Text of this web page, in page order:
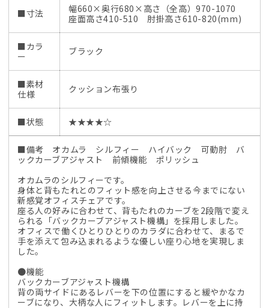
■寸法
幅660×奥行680×高さ（全高）970-1070
座面高さ410-510 肘掛高さ610-820(mm)
■カラ
ー
ブラック
■素材
仕様
クッション布張り
■状態 ★★★★☆
■備考 オカムラ シルフィー ハイバック 可動肘 バ
ックカーブアジャスト 前傾機能 ポリッシュ
オカムラのシルフィーです。
身体と背もたれとのフィット感を向上させる今までにない
新感覚オフィスチェアです。
座る人の好みに合わせて、背もたれのカーブを2段階で変え
られる「バックカーブアジャスト機構」を採用しました。
オフィスで働くひとりひとりのカラダに合わせて、まるで
手を添えて包み込まれるような優しい座り心地を実現しま
した。
●機能
バックカーブアジャスト機構
背の両サイドにあるレバーを下の位置にすると緩やかなカ
ーブになり、大柄な人にフィットします。レバーを上に持